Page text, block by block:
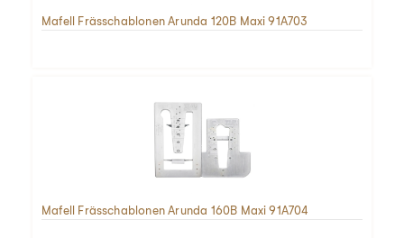
Mafell Frässchablonen Arunda 120B Maxi 91A703
Mafell Frässchablonen Arunda 160B Maxi 91A704